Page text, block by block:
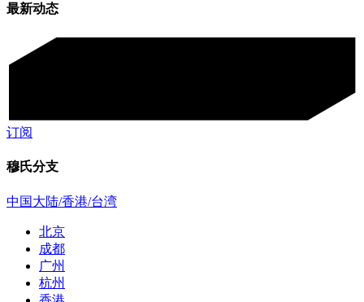
最新动态
订阅
穆氏分支
中国大陆/香港/台湾
北京
成都
广州
杭州